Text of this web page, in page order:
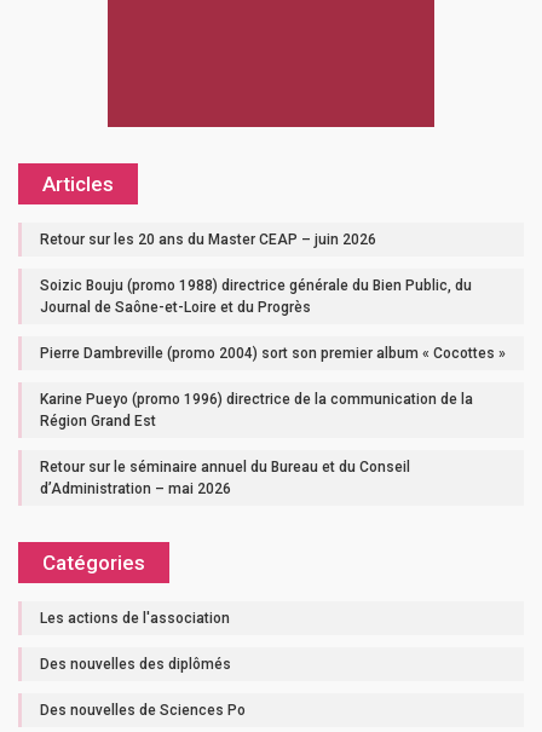
Articles
Retour sur les 20 ans du Master CEAP – juin 2026
Soizic Bouju (promo 1988) directrice générale du Bien Public, du
Journal de Saône-et-Loire et du Progrès
Pierre Dambreville (promo 2004) sort son premier album « Cocottes »
Karine Pueyo (promo 1996) directrice de la communication de la
Région Grand Est
Retour sur le séminaire annuel du Bureau et du Conseil
d’Administration – mai 2026
Catégories
Les actions de l'association
Des nouvelles des diplômés
Des nouvelles de Sciences Po